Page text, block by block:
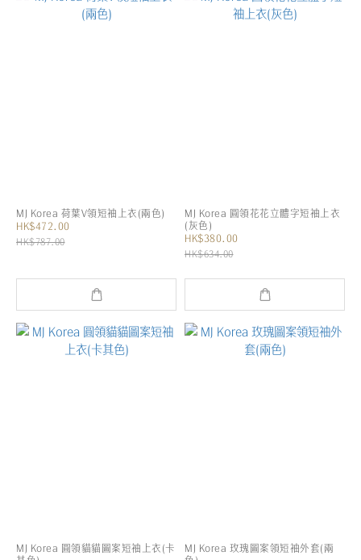
MJ Korea 荷葉V領短袖上衣(兩色)
HK$472.00
HK$787.00
MJ Korea 圓領花花立體字短袖上衣
(灰色)
HK$380.00
HK$634.00
MJ Korea 圓領貓貓圖案短袖上衣(卡
MJ Korea 玫瑰圖案領短袖外套(兩